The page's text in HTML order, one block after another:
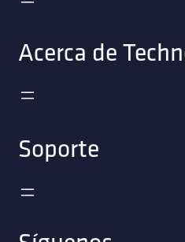
Acerca de
Soporte